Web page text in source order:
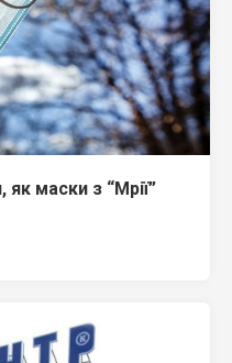
маски з “Мрії”